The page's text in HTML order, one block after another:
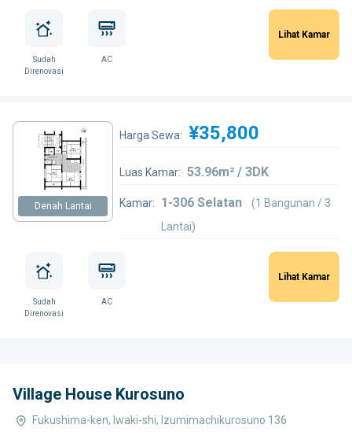
Sudah
Direnovasi
AC
Lihat Kamar
Denah Lantai
Harga Sewa: ¥35,800
Luas Kamar: 53.96m² / 3DK
Kamar: 1-306 Selatan
(1 Bangunan / 3
Lantai)
Sudah
Direnovasi
AC
Lihat Kamar
Village House Kurosuno
Fukushima-ken, Iwaki-shi, Izumimachikurosuno 136